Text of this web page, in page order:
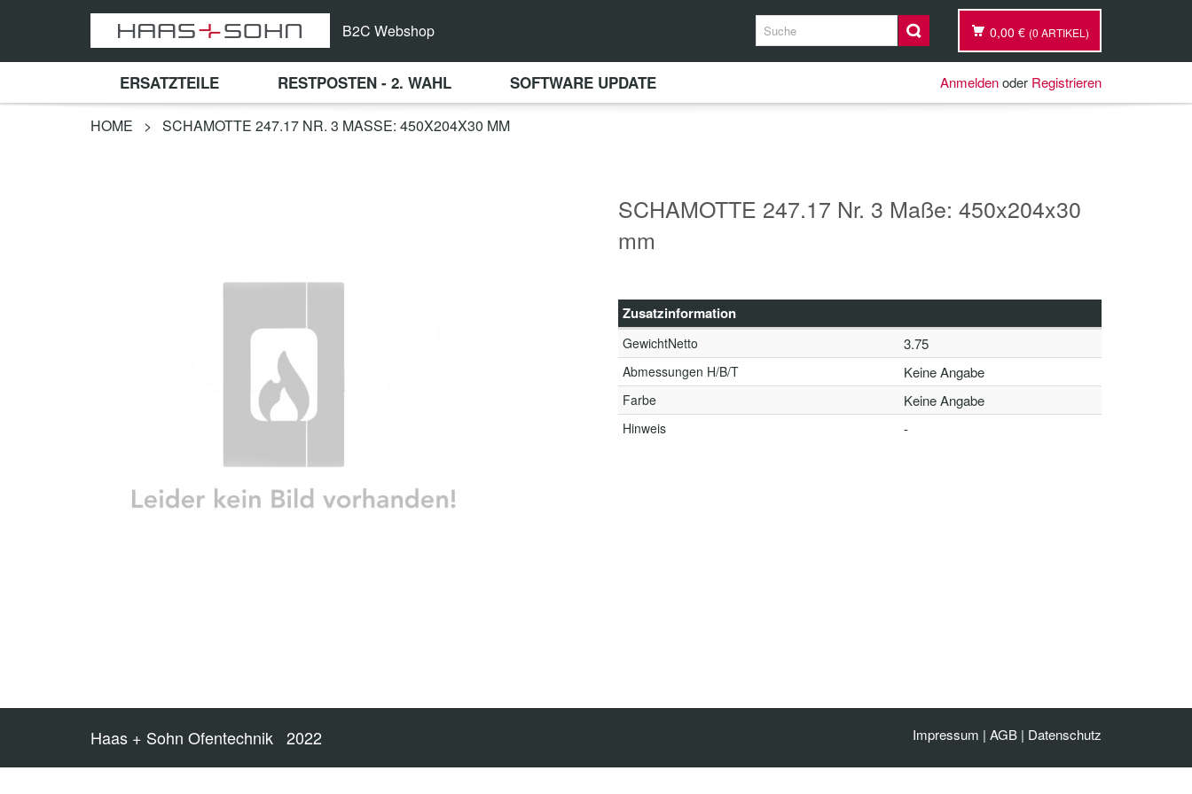
B2C Webshop 0,00 € (0 ARTIKEL)
ERSATZTEILE RESTPOSTEN - 2. WAHL SOFTWARE UPDATE Anmeldenoder Registrieren
HOME > SCHAMOTTE 247.17 NR. 3 MASSE: 450X204X30 MM
SCHAMOTTE 247.17 Nr. 3 Maße: 450x204x30
mm
Zusatzinformation
GewichtNetto 3.75
Abmessungen H/B/T Keine Angabe
Farbe Keine Angabe
Hinweis -
Haas + Sohn Ofentechnik 2022 Impressum | AGB | Datenschutz